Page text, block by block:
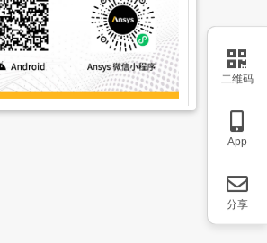
二维码
App
分享